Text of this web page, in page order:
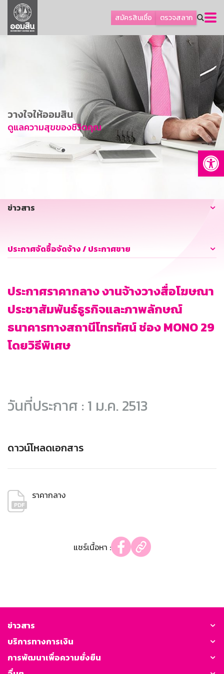
สมัครสินเชื่อ ตรวจสลาก
ลูกค้าธุรกิจ
ลูกค้าผู้ประกอบรายย่อย
การพัฒนาที่ยั่งยืน
ข่าวสาร
บริการทางการเงิน
อื่นๆ
วางใจให้ออมสิน
ดูแลความสุขของชีวิตคุณ
ข่าวสาร
ประกาศจัดซื้อจัดจ้าง / ประกาศขาย
ประกาศราคากลาง งานจ้างวางสื่อโฆษณา
ประชาสัมพันธ์ธูรกิจและภาพลักษณ์
ธนาคารทางสถานีโทรทัศน์ ช่อง MONO 29
โดยวิธีพิเศษ
วันที่ประกาศ : 1 ม.ค. 2513
ดาวน์โหลดเอกสาร
ราคากลาง
แชร์เนื้อหา :
ข่าวสาร
บริการทางการเงิน
การพัฒนาเพื่อความยั่งยืน